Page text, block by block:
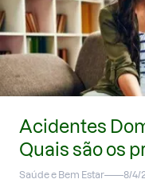
Acidentes
Quais são os
Saúde e Bem Estar 8/4/